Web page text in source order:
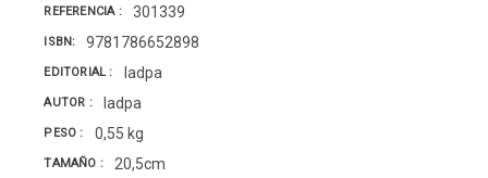
REFERENCIA 301339
ISBN 9781786652898
EDITORIAL Iadpa
AUTOR Iadpa
PESO 0,55 kg
TAMAÑO 20,5cm